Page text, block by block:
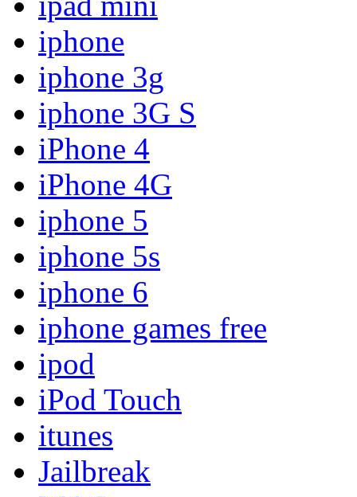
iphone
iphone 3g
iphone 3G S
iPhone 4
iPhone 4G
iphone 5
iphone 5s
iphone 6
iphone games free
ipod
iPod Touch
itunes
Jailbreak